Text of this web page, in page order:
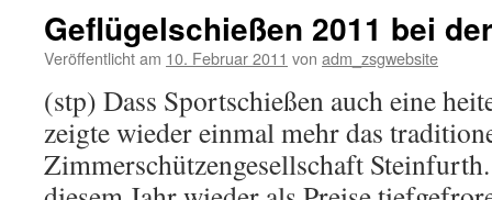
Geflügelschießen 2011 bei
Veröffentlicht am 10. Februar 2011 von adm_zsgwebsite
(stp) Dass Sportschießen auch eine
zeigte wieder einmal mehr das
Zimmerschützengesellschaft